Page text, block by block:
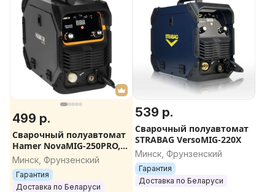
499 р.
Сварочный полуавтомат
Hamer NovaMIG-250PRO,
Z00700100100055
Минск, Фрунзенский
Гарантия
Доставка по Беларуси
539 р.
Сварочный полуавтомат
STRABAG VersoMIG-220X
Минск, Фрунзенский
Гарантия
Доставка по Беларуси